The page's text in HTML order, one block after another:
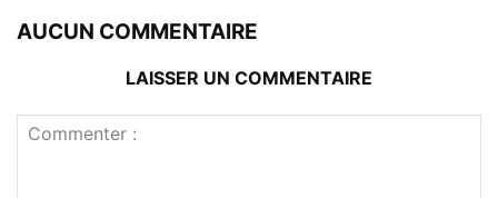
AUCUN COMMENTAIRE
LAISSER UN COMMENTAIRE